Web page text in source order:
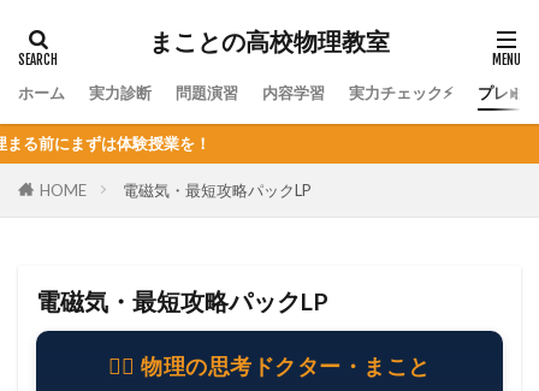
まことの高校物理教室
ホーム 実力診断 問題演習 内容学習 実力チェック⚡ プレミ
！
HOME 電磁気・最短攻略パックLP
電磁気・最短攻略パックLP
🧑‍⚕️ 物理の思考ドクター・まこと